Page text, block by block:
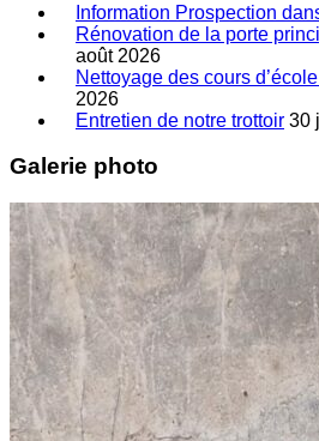
Information Prospection
Rénovation de la porte
août 2026
Nettoyage des cours
2026
Entretien de notre trottoir 30
Galerie photo